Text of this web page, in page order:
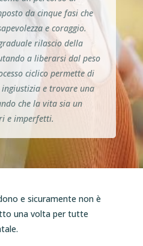
da cinque fasi che
e coraggio.
rilascio della
a liberarsi dal peso
ciclico permette di
e trovare una
che la vita sia un
e imperfetti.
e sicuramente non è
una volta per tutte